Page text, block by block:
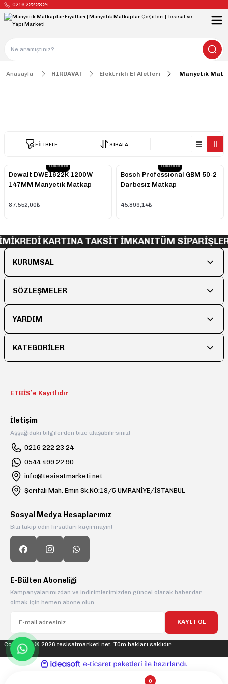
0216 222 23 24
Anasayfa HIRDAVAT Elektrikli El Aletleri Manyetik
FİLTRELE SIRALA
Tükendi
Dewalt DWE1622K 1200W
147MM Manyetik Matkap
87.552,00₺
Tükendi
Bosch Professional GBM 50-2
Darbesiz Matkap
45.899,14₺
KREDİ KARTINA TAKSİT İMKANITÜM
KURUMSAL
SÖZLEŞMELER
YARDIM
KATEGORİLER
ETBİS’e Kayıtlıdır
İletişim
Aşşağıdaki bilgilerden bize ulaşabilirsiniz!
0216 222 23 24
0544 499 22 90
info@tesisatmarketi.net
Şerifali Mah. Emin Sk.NO:18/5 ÜMRANİYE/İSTANBUL
Sosyal Medya Hesaplarımız
Bizi takip edin fırsatları kaçırmayın!
E-Bülten Aboneliği
Kampanyalarımızdan ve indirimlerimizden güncel olarak haberdar
olmak için hemen abone olun.
KAYIT OL
Copyright © 2026 tesisatmarketi.net, Tüm hakları saklıdır.
0
ideasoft
e-
paketleri